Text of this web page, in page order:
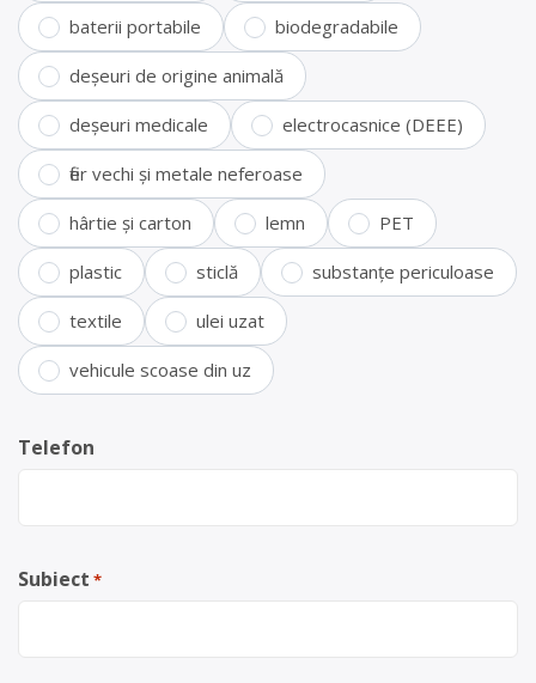
baterii portabile biodegradabile
deșeuri de origine animală
deșeuri medicale electrocasnice (DEEE)
fier vechi și metale neferoase
hârtie și carton lemn PET
plastic sticlă substanțe periculoase
textile ulei uzat
vehicule scoase din uz
Telefon
Subiect *